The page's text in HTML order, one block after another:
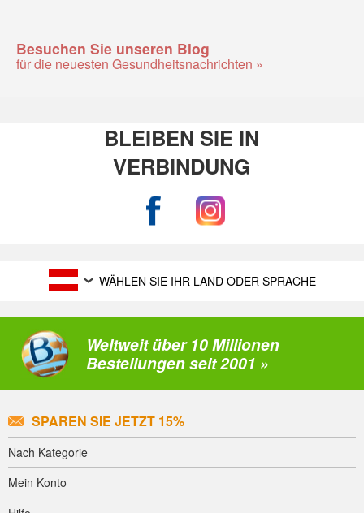
Besuchen Sie unseren Blog
für die neuesten Gesundheitsnachrichten »
BLEIBEN SIE IN
VERBINDUNG
WÄHLEN SIE IHR LAND ODER SPRACHE
Weltweit über 10 Millionen
Bestellungen seit 2001 »
SPAREN SIE JETZT 15%
Nach Kategorie
Mein Konto